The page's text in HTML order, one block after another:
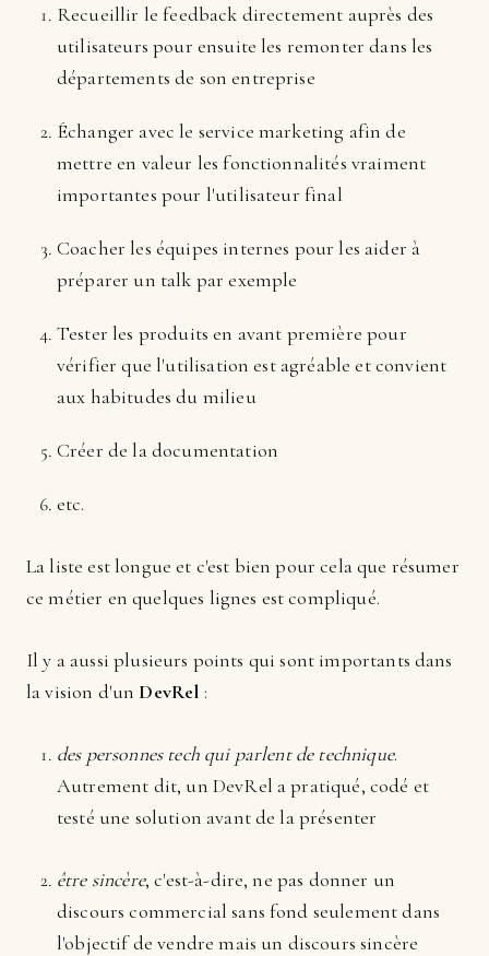
Recueillir le feedback directement auprès des
utilisateurs pour ensuite les remonter dans les
départements de son entreprise
Échanger avec le service marketing afin de
mettre en valeur les fonctionnalités vraiment
importantes pour l'utilisateur final
Coacher les équipes internes pour les aider à
préparer un talk par exemple
Tester les produits en avant première pour
vérifier que l'utilisation est agréable et convient
aux habitudes du milieu
Créer de la documentation
etc.
La liste est longue et c'est bien pour cela que résumer
ce métier en quelques lignes est compliqué.
Il y a aussi plusieurs points qui sont importants dans
la vision d'un DevRel :
des personnes tech qui parlent de technique.
Autrement dit, un DevRel a pratiqué, codé et
testé une solution avant de la présenter
être sincère, c'est-à-dire, ne pas donner un
discours commercial sans fond seulement dans
l'objectif de vendre mais un discours sincère